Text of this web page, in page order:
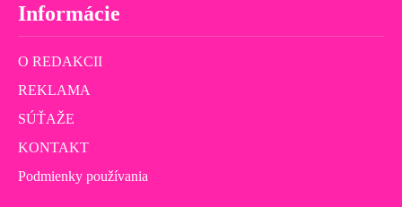
Informácie
O REDAKCII
REKLAMA
SÚŤAŽE
KONTAKT
Podmienky používania